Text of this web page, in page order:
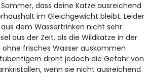
dass deine Katze ausreichend
im Gleichgewicht bleibt. Leider
dem Wassertrinken nicht sehr
aus der Zeit, als die Wildkatze in der
frisches Wasser auskommen
droht jedoch die Gefahr von
wenn sie nicht ausreichend